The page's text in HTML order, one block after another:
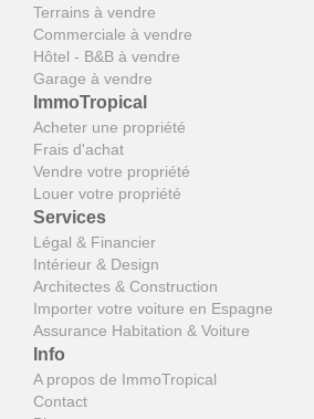
Terrains à vendre
Commerciale à vendre
Hôtel - B&B à vendre
Garage à vendre
ImmoTropical
Acheter une propriété
Frais d'achat
Vendre votre propriété
Louer votre propriété
Services
Légal & Financier
Intérieur & Design
Architectes & Construction
Importer votre voiture en Espagne
Assurance Habitation & Voiture
Info
A propos de ImmoTropical
Contact